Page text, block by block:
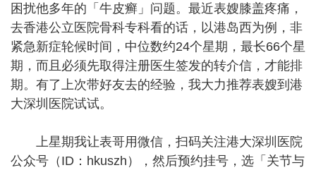
困扰他多年的「牛皮癣」问题。最近表嫂膝盖疼痛，
去香港公立医院骨科专科看的话，以港岛西为例，非
紧急新症轮候时间，中位数约24个星期，最长66个星
期，而且必须先取得注册医生签发的转介信，才能排
期。有了上次带好友去的经验，我大力推荐表嫂到港
大深圳医院试试。
上星期我让表哥用微信，扫码关注港大深圳医院
公众号（ID：hkuszh），然后预约挂号，选「关节与